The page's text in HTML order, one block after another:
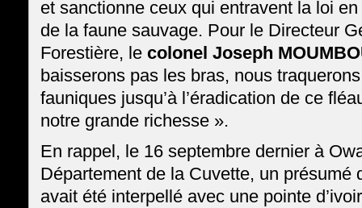
et sanctionne ceux qui entravent la loi
de la faune sauvage. Pour le Directeur
Forestière, lecolonel Joseph
baisserons pas les bras, nous
fauniques jusqu’à l’éradication de ce
notre grande richesse ».
En rappel, le 16 septembre dernier à
Département de la Cuvette, un présumé
avait été interpellé avec une pointe